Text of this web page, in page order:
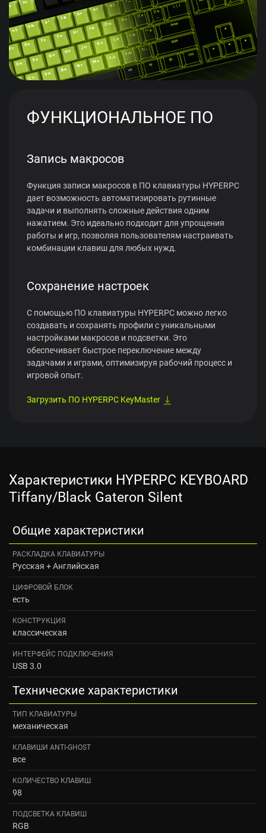
ФУНКЦИОНАЛЬНОЕ ПО
Запись макросов
Функция записи макросов в ПО клавиатуры HYPERPC
дает возможность автоматизировать рутинные
задачи и выполнять сложные действия одним
нажатием. Это идеально подходит для упрощения
работы и игр, позволяя пользователям настраивать
комбинации клавиш для любых нужд.
Сохранение настроек
С помощью ПО клавиатуры HYPERPC можно легко
создавать и сохранять профили с уникальными
настройками макросов и подсветки. Это
обеспечивает быстрое переключение между
задачами и играми, оптимизируя рабочий процесс и
игровой опыт.
Загрузить ПО HYPERPC KeyMaster
Характеристики HYPERPC KEYBOARD
Tiffany/Black Gateron Silent
Общие характеристики
РАСКЛАДКА КЛАВИАТУРЫ
Русская + Английская
ЦИФРОВОЙ БЛОК
есть
КОНСТРУКЦИЯ
классическая
ИНТЕРФЕЙС ПОДКЛЮЧЕНИЯ
USB 3.0
Технические характеристики
ТИП КЛАВИАТУРЫ
механическая
КЛАВИШИ ANTI-GHOST
все
КОЛИЧЕСТВО КЛАВИШ
98
ПОДСВЕТКА КЛАВИШ
RGB